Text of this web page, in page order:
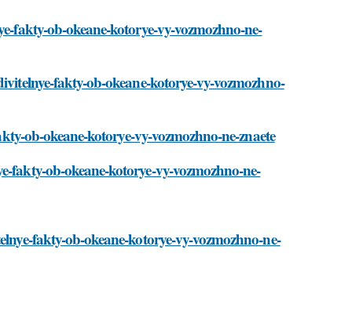
fakty-ob-okeane-kotorye-vy-vozmozhno-ne-
fakty-ob-okeane-kotorye-vy-vozmozhno-
ob-okeane-kotorye-vy-vozmozhno-ne-znaete
fakty-ob-okeane-kotorye-vy-vozmozhno-ne-
fakty-ob-okeane-kotorye-vy-vozmozhno-ne-